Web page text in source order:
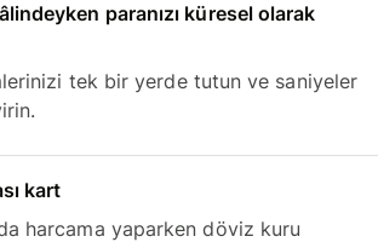
paranızı küresel olarak
tek bir yerde tutun ve saniyeler
kart
harcama yaparken döviz kuru